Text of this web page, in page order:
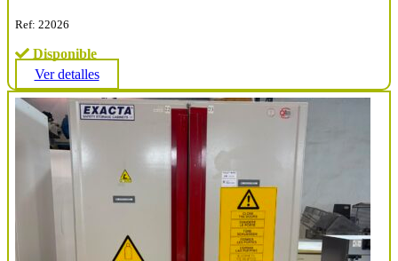
Ref: 22026
Disponible
Ver detalles